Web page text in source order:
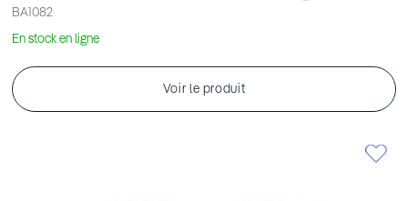
BA1082
En stock en ligne
Voir le produit